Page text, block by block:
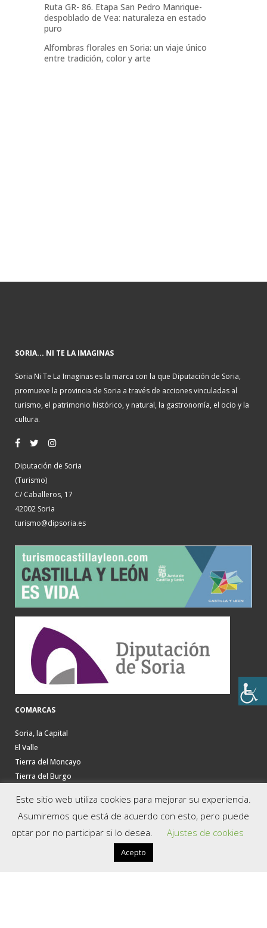
Ruta GR- 86. Etapa San Pedro Manrique-
despoblado de Vea: naturaleza en estado
puro
Alfombras florales en Soria: un viaje único
entre tradición, color y arte
SORIA... NI TE LA IMAGINAS
Soria Ni Te La Imaginas es la marca con la que Diputación de Soria,
promueve la provincia de Soria a través de acciones vinculadas al
turismo, el patrimonio histórico, y natural, la gastronomía, el ocio y la
cultura.
Diputación de Soria
(Turismo)
C/ Caballeros, 17
42002 Soria
turismo@dipsoria.es
COMARCAS
Soria, la Capital
El Valle
Tierra del Moncayo
Tierra del Burgo
La Ribera del Duero
Tierras Altas
Tierra de Almazán
Este sitio web utiliza cookies para mejorar su experiencia.
Asumiremos que está de acuerdo con esto, pero puede
optar por no participar si lo desea.
Ajustes de cookies
Acepto